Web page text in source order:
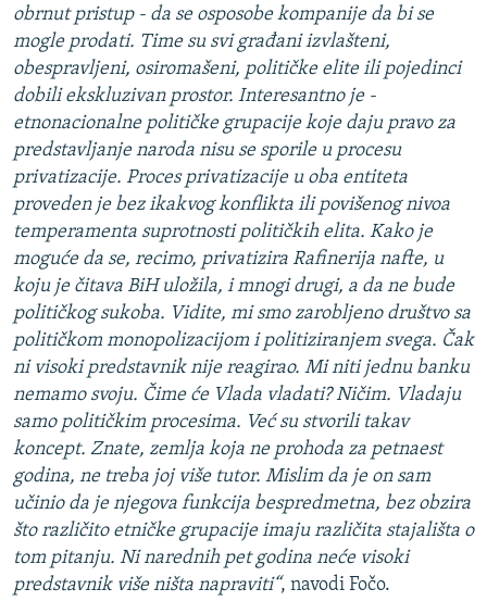
obrnut pristup - da se osposobe kompanije da bi se
mogle prodati. Time su svi građani izvlašteni,
obespravljeni, osiromašeni, političke elite ili pojedinci
dobili ekskluzivan prostor. Interesantno je -
etnonacionalne političke grupacije koje daju pravo za
predstavljanje naroda nisu se sporile u procesu
privatizacije. Proces privatizacije u oba entiteta
proveden je bez ikakvog konflikta ili povišenog nivoa
temperamenta suprotnosti političkih elita. Kako je
moguće da se, recimo, privatizira Rafinerija nafte, u
koju je čitava BiH uložila, i mnogi drugi, a da ne bude
političkog sukoba. Vidite, mi smo zarobljeno društvo sa
političkom monopolizacijom i politiziranjem svega. Čak
ni visoki predstavnik nije reagirao. Mi niti jednu banku
nemamo svoju. Čime će Vlada vladati? Ničim. Vladaju
samo političkim procesima. Već su stvorili takav
koncept. Znate, zemlja koja ne prohoda za petnaest
godina, ne treba joj više tutor. Mislim da je on sam
učinio da je njegova funkcija bespredmetna, bez obzira
što različito etničke grupacije imaju različita stajališta o
tom pitanju. Ni narednih pet godina neće visoki
predstavnik više ništa napraviti“, navodi Fočo.